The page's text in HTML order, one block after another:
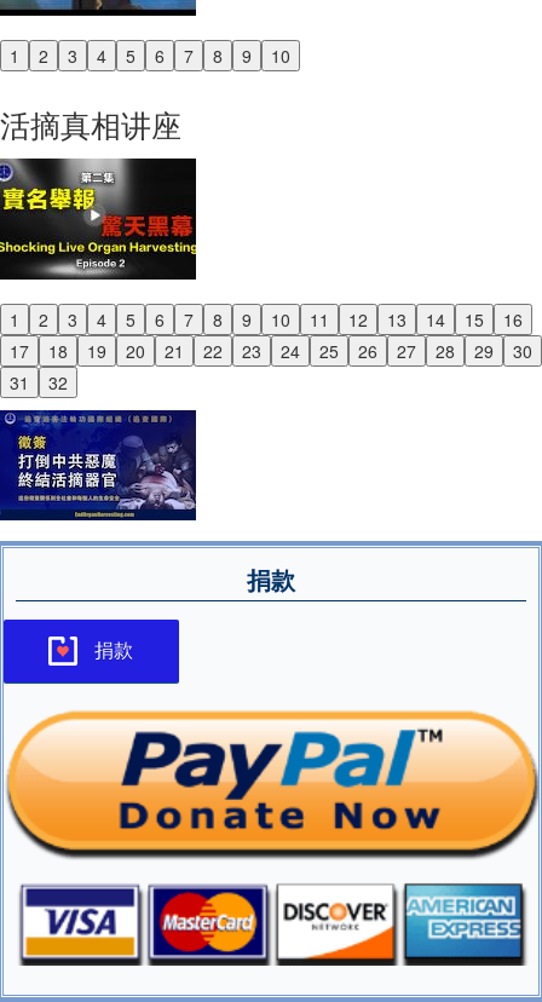
1 2 3 4 5 6 7 8 9 10
Previous
活摘真相讲座
1 2 3 4 5 6 7 8 9 10 11 12 13 14 15
16
17
18 19 20 21 22 23 24 25 26 27 28 29
30
31
32
Previous
Next
捐款
捐款